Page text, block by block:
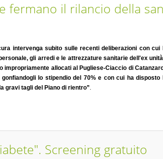
fermano il rilancio della
intervenga subito sulle recenti deliberazioni con cui
gli arredi e le attrezzature sanitarie dell'ex
impropriamente allocati al Pugliese-Ciaccio di
lo stipendio del 70% e con cui ha disposto
gravi tagli del Piano di rientro”.
Screening gratuito